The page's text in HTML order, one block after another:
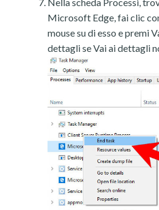
Microsoft Edge, fai clic
mouse su di esso e premi
dettagli se Vai ai dettagli